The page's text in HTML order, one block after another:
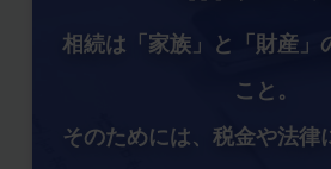
相続は「家族」と「財産」
こと。
そのためには、税金や法律